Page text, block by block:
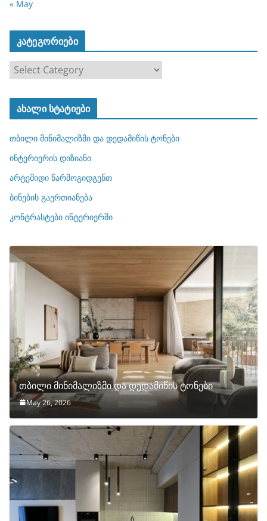
« May
კატეგორიები
ა
ტ
ო
რ
ბ
ი
ახალი სტატიები
თბილი მინიმალიზმი და დედამიწის ტონები
ინტერიერის დიზიანი
არტემიდი წარმოგიდგენთ
ბინების გაერთიანება
კონტრასტები ინტერიერში
თბილი მინიმალიზმი და დედამიწის ტონები
May 26, 2026